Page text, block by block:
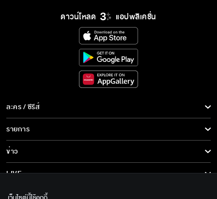
ดาวน์โหลด แอปพลิเคชั่น
ละคร / ซีรีส์
ละคร/ซีรีส์
ซีรีส์นานาชาติ
การ์ตูน & เกม
รายการ
รายการทั้งหมด
ข่าว
ข่าวทั้งหมด
LIVE
เกี่ยวกับเรา